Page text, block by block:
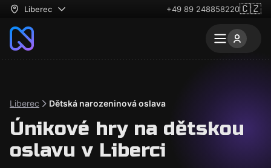
Liberec +49 89 248858220🇨🇿
Liberec Dětská narozeninová oslava
Únikové hry na dětskou
oslavu v Liberci